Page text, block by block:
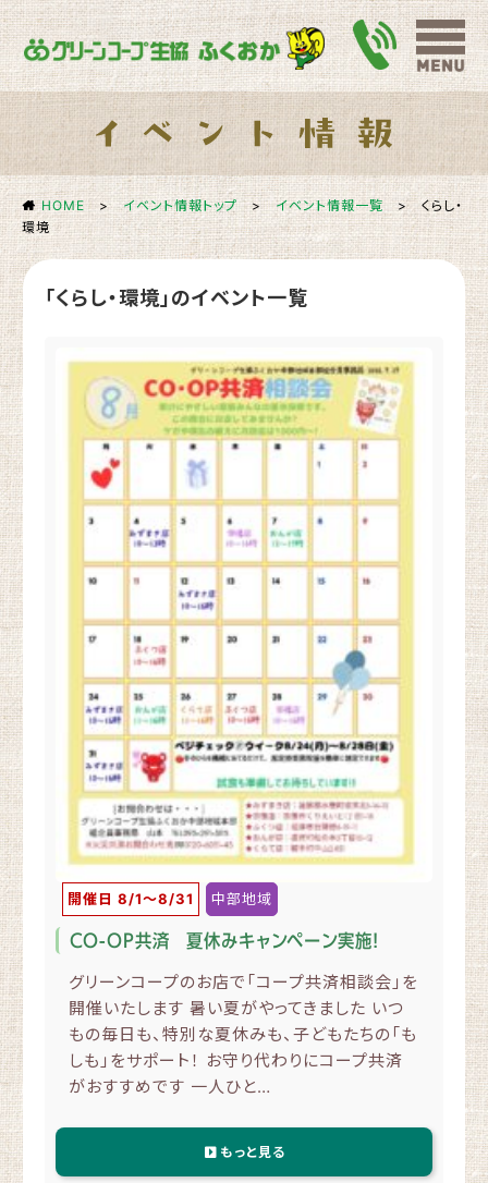
HOME >イベント情報トップ >イベント情報一覧> くらし・
環境
「くらし・環境」のイベント一覧
開催日 8/1〜8/31 中部地域
CO-OP共済 夏休みキャンペーン実施！
グリーンコープのお店で「コープ共済相談会」を
開催いたします 暑い夏がやってきました いつ
もの毎日も、特別な夏休みも、子どもたちの「も
しも」をサポート！ お守り代わりにコープ共済
がおすすめです 一人ひと…
もっと見る